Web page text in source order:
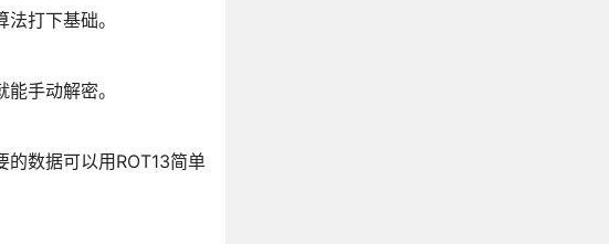
打下基础。
手动解密。
数据可以用ROT13简单